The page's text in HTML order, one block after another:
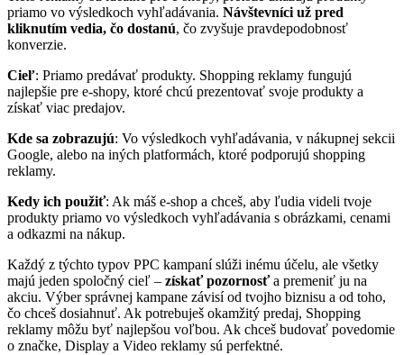
priamo vo výsledkoch vyhľadávania. Návštevníci už pred
kliknutím vedia, čo dostanú, čo zvyšuje pravdepodobnosť
konverzie.
Cieľ: Priamo predávať produkty. Shopping reklamy fungujú
najlepšie pre e-shopy, ktoré chcú prezentovať svoje produkty a
získať viac predajov.
Kde sa zobrazujú: Vo výsledkoch vyhľadávania, v nákupnej sekcii
Google, alebo na iných platformách, ktoré podporujú shopping
reklamy.
Kedy ich použiť: Ak máš e-shop a chceš, aby ľudia videli tvoje
produkty priamo vo výsledkoch vyhľadávania s obrázkami, cenami
a odkazmi na nákup.
Každý z týchto typov PPC kampaní slúži inému účelu, ale všetky
majú jeden spoločný cieľ – získať pozornosťa premeniť ju na
akciu. Výber správnej kampane závisí od tvojho biznisu a od toho,
čo chceš dosiahnuť. Ak potrebuješ okamžitý predaj, Shopping
reklamy môžu byť najlepšou voľbou. Ak chceš budovať povedomie
o značke, Display a Video reklamy sú perfektné.